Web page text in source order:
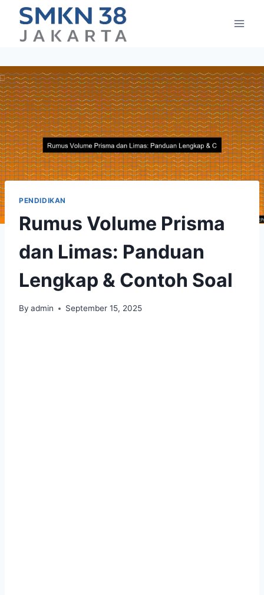
content
PENDIDIKAN
Rumus Volume Prisma
dan Limas: Panduan
Lengkap & Contoh Soal
By admin September 15, 2025